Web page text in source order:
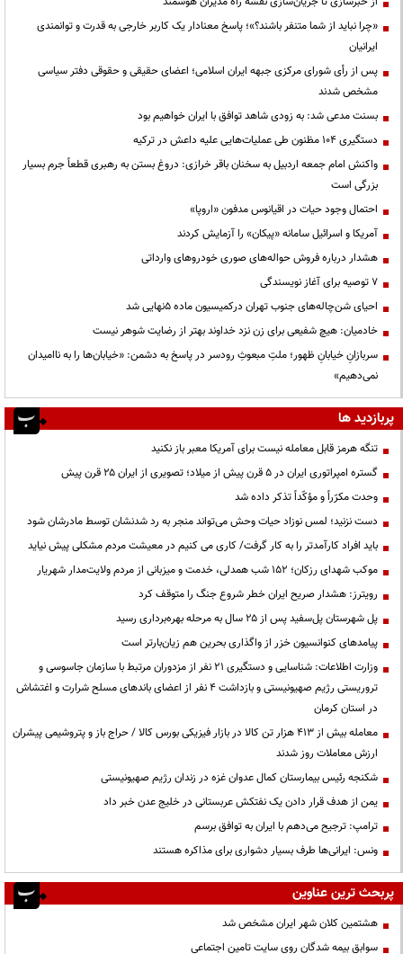
«چرا نباید از شما متنفر باشند؟»؛ پاسخ معنادار یک کاربر خارجی به قدرت و توانمندی
ایرانیان
پس از رأی شورای مرکزی جبهه ایران اسلامی؛ اعضای حقیقی و حقوقی دفتر سیاسی
مشخص شدند
بسنت مدعی شد: به زودی شاهد توافق با ایران خواهیم بود
دستگیری ۱۰۴ مظنون طی عملیات‌هایی علیه داعش در ترکیه
واکنش امام جمعه اردبیل به سخنان باقر خرازی: دروغ بستن به رهبری قطعاً جرم بسیار
بزرگی است
احتمال وجود حیات در اقیانوس مدفون «اروپا»
آمریکا و اسرائیل سامانه «پیکان» را آزمایش کردند
هشدار درباره فروش حواله‌های صوری خودروهای وارداتی
۷ توصیه برای آغاز نویسندگی
احیای شن‌چاله‌های جنوب تهران درکمیسیون ماده ۵نهایی شد
خادمیان: هیچ شفیعی برای زن نزد خداوند بهتر از رضایت شوهر نیست
سربازانِ خیابانِ ظهور؛ ملتِ مبعوثِ رودسر در پاسخ به دشمن: «خیابان‌ها را به ناامیدان
نمی‌دهیم»
پربازدید ها
تنگه هرمز قابل معامله نیست برای آمریکا معبر باز نکنید
گستره امپراتوری ایران در ۵ قرن پیش از میلاد؛ تصویری از ایران ۲۵ قرن پیش
وحدت مکرّراً و مؤکّداً تذکر داده شد
دست نزنید؛ لمس نوزاد حیات وحش می‌تواند منجر به رد شدنشان توسط مادرشان شود
باید افراد کارآمدتر را به کار گرفت/ کاری می کنیم در معیشت مردم مشکلی پیش نیاید
موکب شهدای رزکان؛ ۱۵۲ شب همدلی، خدمت و میزبانی از مردم ولایت‌مدار شهریار
رویترز: هشدار صریح ایران خطر شروع جنگ را متوقف کرد
پل شهرستان پل‌سفید پس از ۲۵ سال به مرحله بهره‌برداری رسید
پیامدهای کنوانسیون خزر از واگذاری بحرین هم زیان‌بارتر است
وزارت اطلاعات: شناسایی و دستگیری ۲۱ نفر از مزدوران مرتبط با سازمان جاسوسی و
تروریستی رژیم صهیونیستی و بازداشت ۴ نفر از اعضای باندهای مسلح شرارت و اغتشاش
در استان کرمان
معامله بیش از ۴۱۳ هزار تن کالا در بازار فیزیکی بورس کالا / حراج باز و پتروشیمی پیشران
ارزش معاملات روز شدند
شکنجه رئیس بیمارستان کمال عدوان غزه در زندان رژیم صهیونیستی
یمن از هدف قرار دادن یک نفتکش عربستانی در خلیج عدن خبر داد
ترامپ: ترجیح می‌دهم با ایران به توافق برسم
ونس: ایرانی‌ها طرف بسیار دشواری برای مذاکره هستند
پربحث ترین عناوین
هشتمین کلان شهر ایران مشخص شد
سوابق بیمه شدگان روی سایت تامین اجتماعی